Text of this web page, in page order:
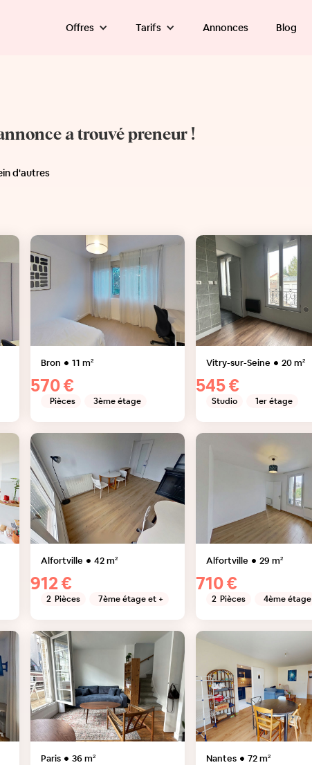
Offres Tarifs Annonces Blog
a trouvé preneur !
d'autres
Bron 11 m²
570 €
Pièces 3ème étage
Vitry-sur-Seine 20m²
545 €
Studio 1er étage
Alfortville 42m²
912 €
2 Pièces 7ème étage et +
Alfortville 29 m²
710 €
2 Pièces 4ème étage
Paris 36m² Nantes 72m²